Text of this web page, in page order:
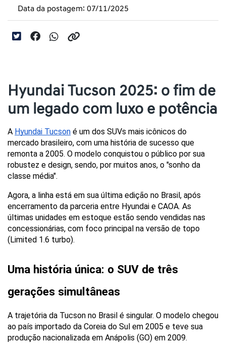
Data da postagem: 07/11/2025
Hyundai Tucson 2025: o fim de
um legado com luxo e potência
A Hyundai Tucson é um dos SUVs mais icônicos do
mercado brasileiro, com uma história de sucesso que
remonta a 2005. O modelo conquistou o público por sua
robustez e design, sendo, por muitos anos, o "sonho da
classe média".
Agora, a linha está em sua última edição no Brasil, após
encerramento da parceria entre Hyundai e CAOA. As
últimas unidades em estoque estão sendo vendidas nas
concessionárias, com foco principal na versão de topo
(Limited 1.6 turbo).
Uma história única: o SUV de três
gerações simultâneas
A trajetória da Tucson no Brasil é singular. O modelo chegou
ao país importado da Coreia do Sul em 2005 e teve sua
produção nacionalizada em Anápolis (GO) em 2009.